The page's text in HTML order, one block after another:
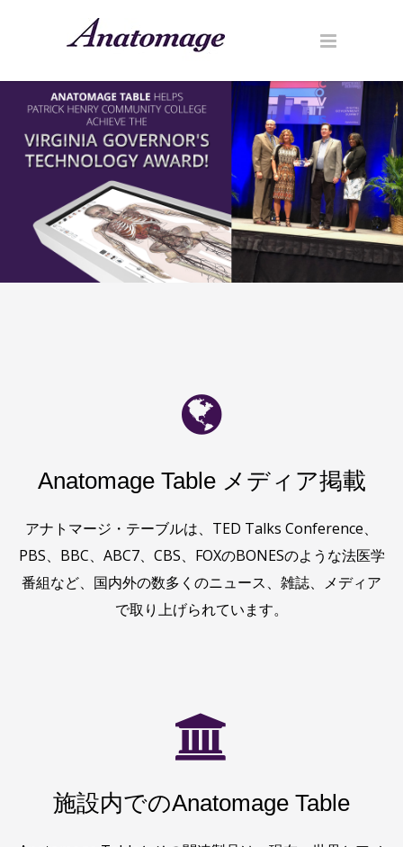
Anatomage Table メディア掲載
アナトマージ・テーブルは、TED Talks Conference、
PBS、BBC、ABC7、CBS、FOXのBONESのような法医学
番組など、国内外の数多くのニュース、雑誌、メディア
で取り上げられています。
施設内でのAnatomage Table